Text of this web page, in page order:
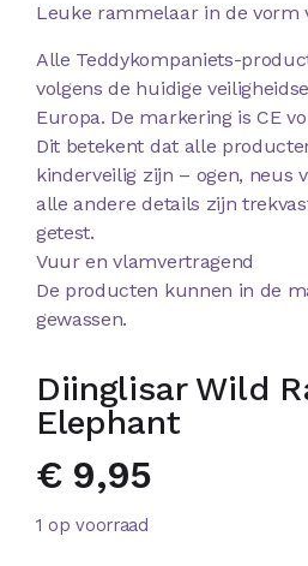
Leuke rammelaar in de vorm
Alle Teddykompaniets-
volgens de huidige
Europa. De markering is CE
Dit betekent dat alle
kinderveilig zijn – ogen, neus
alle andere details zijn
getest.
Vuur en vlamvertragend
De producten kunnen in de
gewassen.
Diinglisar Wild
Elephant
€9,95
1 op voorraad